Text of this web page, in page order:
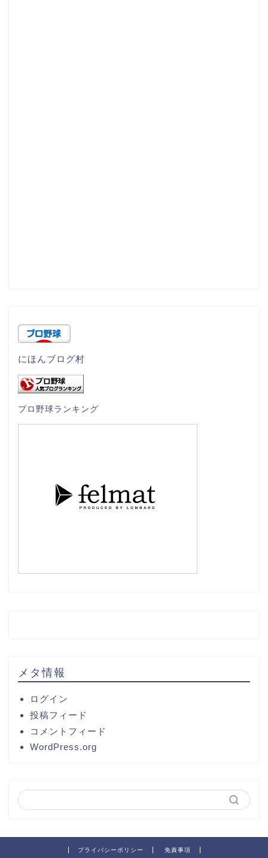
にほんブログ村
プロ野球ランキング
メタ情報
ログイン
投稿フィード
コメントフィード
WordPress.org
プライバシーポリシー 免責事項